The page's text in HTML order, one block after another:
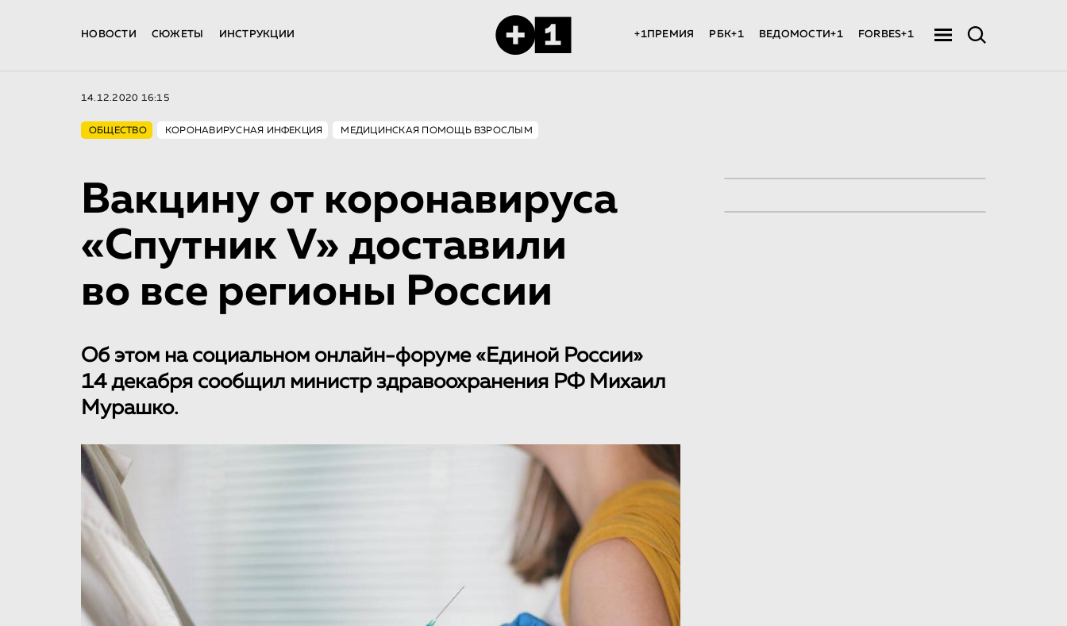
НОВОСТИ СЮЖЕТЫ ИНСТРУКЦИИ +1ПРЕМИЯ РБК+1 ВЕДОМОСТИ+1 FORBES+1
14.12.2020 16:15
ОБЩЕСТВО КОРОНАВИРУСНАЯ ИНФЕКЦИЯ МЕДИЦИНСКАЯ ПОМОЩЬ ВЗРОСЛЫМ
Вакцину от коронавируса
«Спутник V» доставили
во все регионы России
Об этом на социальном онлайн-форуме «Единой России»
14 декабря сообщил министр здравоохранения РФ Михаил
Мурашко.